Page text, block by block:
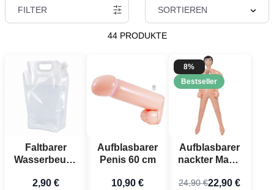
FILTER SORTIEREN
44 PRODUKTE
Faltbarer
Wasserbeutel
transparent
2,90 €
Aufblasbarer
Penis 60 cm
10,90 €
8%
Bestseller
Aufblasbarer
nackter Mann
24,90 €22,90 €